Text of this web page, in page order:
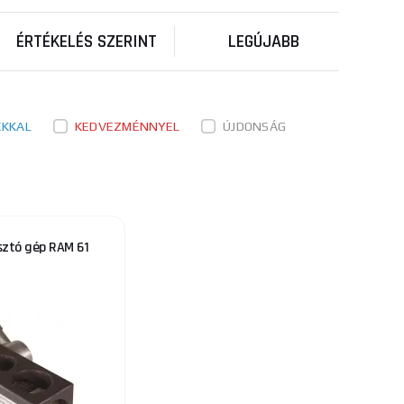
csőlyukasztó nagy erőkifejtést biztosít,
a gáz-, rozsdamentes acél-,
összeszerelésében résztvevők
és esztétikus szerkezetek létrehozásához
kezelhetőségüknek köszönhetően ezek az
ÉRTÉKELÉS SZERINT LEGÚJABB
KEDVEZMÉNNYEL ÚJDONSÁG
gép RAM 61